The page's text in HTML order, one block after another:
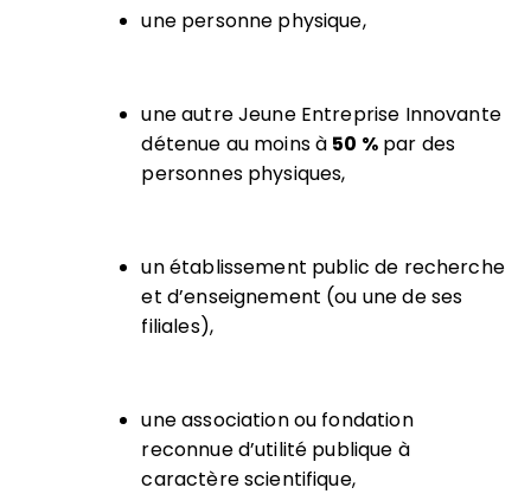
une personne physique,
une autre Jeune Entreprise Innovante
détenue au moins à 50 %par des
personnes physiques,
un établissement public de recherche
et d’enseignement (ou une de ses
filiales),
une association ou fondation
reconnue d’utilité publique à
caractère scientifique,